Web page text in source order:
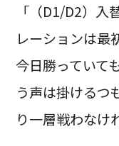
「（D1/D2）
レーションは最
今日勝っていて
う声は掛けるつ
り一層戦わなけ